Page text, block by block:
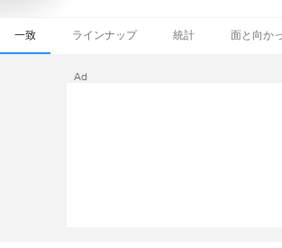
一致 ラインナップ 統計 面と向か
Ad